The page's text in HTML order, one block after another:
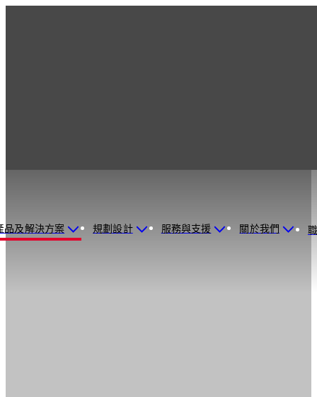
品及解決方案 規劃設計 服務與支援 關於我們